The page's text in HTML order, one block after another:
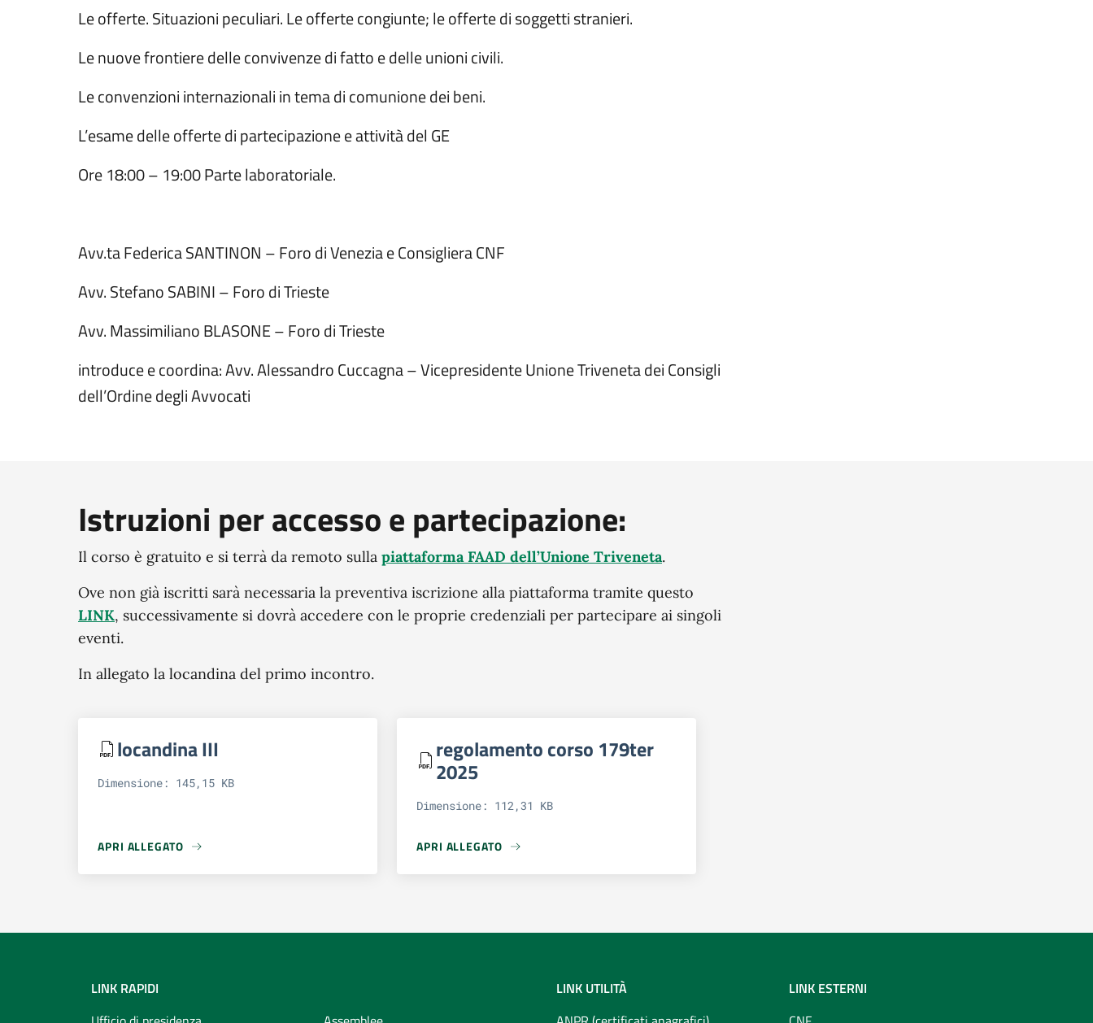
Le offerte. Situazioni peculiari. Le offerte congiunte; le offerte di soggetti stranieri.
Le nuove frontiere delle convivenze di fatto e delle unioni civili.
Le convenzioni internazionali in tema di comunione dei beni.
L’esame delle offerte di partecipazione e attività del GE
Ore 18:00 – 19:00 Parte laboratoriale.
Avv.ta Federica SANTINON – Foro di Venezia e Consigliera CNF
Avv. Stefano SABINI – Foro di Trieste
Avv. Massimiliano BLASONE – Foro di Trieste
introduce e coordina: Avv. Alessandro Cuccagna – Vicepresidente Unione Triveneta dei Consigli
dell’Ordine degli Avvocati
Istruzioni per accesso e partecipazione:
Il corso è gratuito e si terrà da remoto sulla piattaforma FAAD dell’Unione Triveneta.
Ove non già iscritti sarà necessaria la preventiva iscrizione alla piattaforma tramite questo
LINK, successivamente si dovrà accedere con le proprie credenziali per partecipare ai singoli
eventi.
In allegato la locandina del primo incontro.
locandina III
Dimensione: 145,15 KB
APRI ALLEGATO
APRI ALLEGATO LOCANDINA III
regolamento corso 179ter
2025
Dimensione: 112,31 KB
APRI ALLEGATO
APRI ALLEGATO REGOLAMENTO CORSO 179TER 2025
LINK RAPIDI
LINK UTILITÀ
LINK ESTERNI